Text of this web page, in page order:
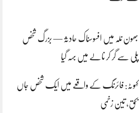
بھون نلہ میں افسوسناک حادثہ — بزرگ شخص
پلی سے گر کر نالے میں بہہ گیا
کہوٹہ: فائرنگ کے واقعے میں ایک شخص جاں
بحق، تین زخمی